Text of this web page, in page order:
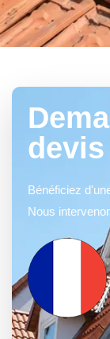
Bénéficiez
Nous